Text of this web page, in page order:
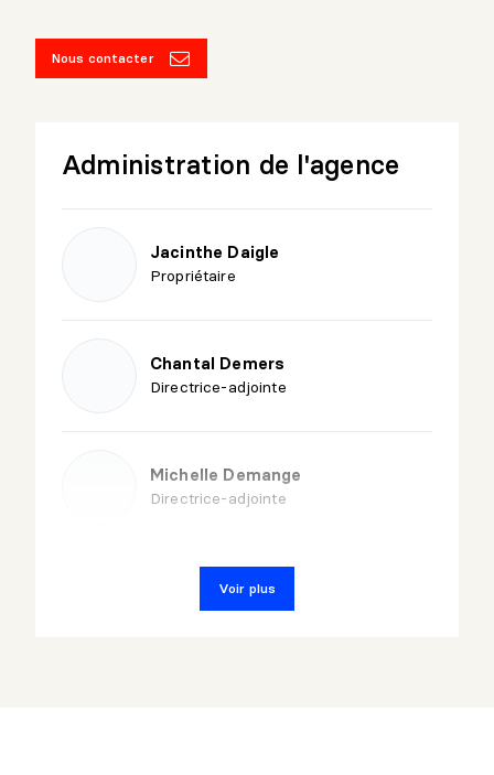
Nous contacter
Administration de l'agence
Jacinthe Daigle
Propriétaire
Chantal Demers
Directrice-adjointe
Michelle Demange
Directrice-adjointe
Maïna Blais
Directeur
Voir plus